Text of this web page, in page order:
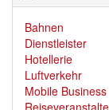
Bahnen
Dienstleister
Hotellerie
Luftverkehr
Mobile Business